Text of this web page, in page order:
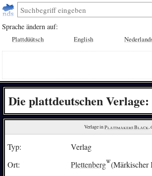
Sprache ändern auf:
Plattdüütsch English
Die plattdeutschen
Verlage in Plattmakers Black,
Typ:
Verlag
Ort:
Plettenberg (Märkischer